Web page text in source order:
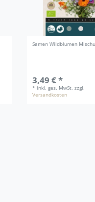
Samen Wildblumen
3,49 € *
* inkl. ges. MwSt. zzgl.
Versandkosten